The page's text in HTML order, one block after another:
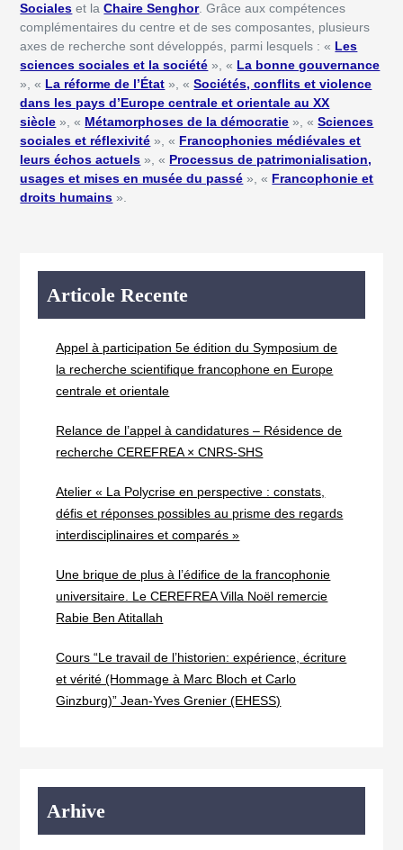
Sociales et laChaire Senghor. Grâce aux compétences
complémentaires du centre et de ses composantes, plusieurs
axes de recherche sont développés, parmi lesquels : « Les
sciences sociales et la société », « La bonne gouvernance
», « La réforme de l’État », «Sociétés, conflits et violence
dans les pays d’Europe centrale et orientale au XX
siècle », « Métamorphoses de la démocratie », «Sciences
sociales et réflexivité », « Francophonies médiévales et
leurs échos actuels », « Processus de patrimonialisation,
usages et mises en musée du passé », « Francophonie et
droits humains ».
Articole Recente
Appel à participation 5e édition du Symposium de
la recherche scientifique francophone en Europe
centrale et orientale
Relance de l’appel à candidatures – Résidence de
recherche CEREFREA × CNRS-SHS
Atelier « La Polycrise en perspective : constats,
défis et réponses possibles au prisme des regards
interdisciplinaires et comparés »
Une brique de plus à l’édifice de la francophonie
universitaire. Le CEREFREA Villa Noël remercie
Rabie Ben Atitallah
Cours “Le travail de l’historien: expérience, écriture
et vérité (Hommage à Marc Bloch et Carlo
Ginzburg)” Jean-Yves Grenier (EHESS)
Arhive